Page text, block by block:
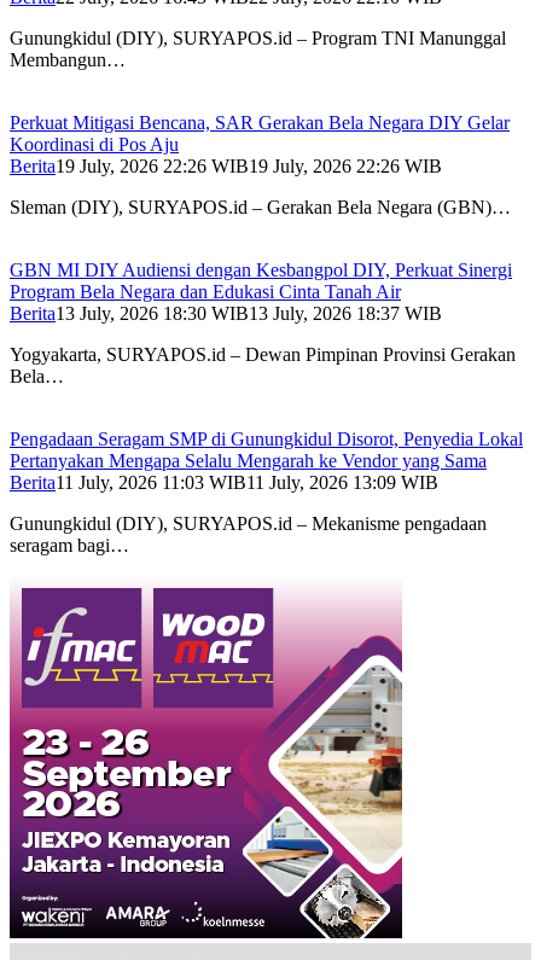
Gunungkidul (DIY), SURYAPOS.id – Program TNI Manunggal
Membangun…
Perkuat Mitigasi Bencana, SAR Gerakan Bela Negara DIY Gelar
Koordinasi di Pos Aju
Berita19 July, 2026 22:26 WIB19 July, 2026 22:26 WIB
Sleman (DIY), SURYAPOS.id – Gerakan Bela Negara (GBN)…
GBN MI DIY Audiensi dengan Kesbangpol DIY, Perkuat Sinergi
Program Bela Negara dan Edukasi Cinta Tanah Air
Berita13 July, 2026 18:30 WIB13 July, 2026 18:37 WIB
Yogyakarta, SURYAPOS.id – Dewan Pimpinan Provinsi Gerakan
Bela…
Pengadaan Seragam SMP di Gunungkidul Disorot, Penyedia Lokal
Pertanyakan Mengapa Selalu Mengarah ke Vendor yang Sama
Berita11 July, 2026 11:03 WIB11 July, 2026 13:09 WIB
Gunungkidul (DIY), SURYAPOS.id – Mekanisme pengadaan
seragam bagi…